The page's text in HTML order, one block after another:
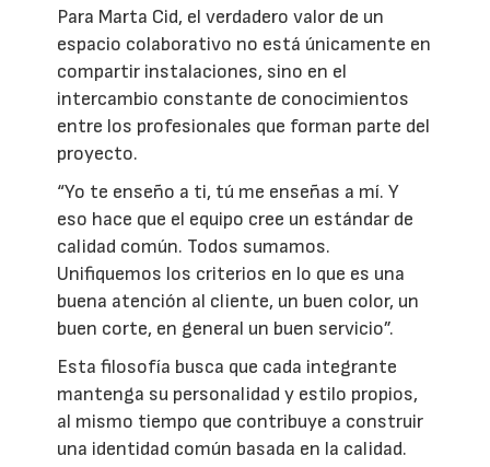
Para Marta Cid, el verdadero valor de un
espacio colaborativo no está únicamente en
compartir instalaciones, sino en el
intercambio constante de conocimientos
entre los profesionales que forman parte del
proyecto.
“Yo te enseño a ti, tú me enseñas a mí. Y
eso hace que el equipo cree un estándar de
calidad común. Todos sumamos.
Unifiquemos los criterios en lo que es una
buena atención al cliente, un buen color, un
buen corte, en general un buen servicio”.
Esta filosofía busca que cada integrante
mantenga su personalidad y estilo propios,
al mismo tiempo que contribuye a construir
una identidad común basada en la calidad.